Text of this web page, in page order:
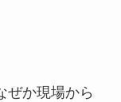
ぜか現場から